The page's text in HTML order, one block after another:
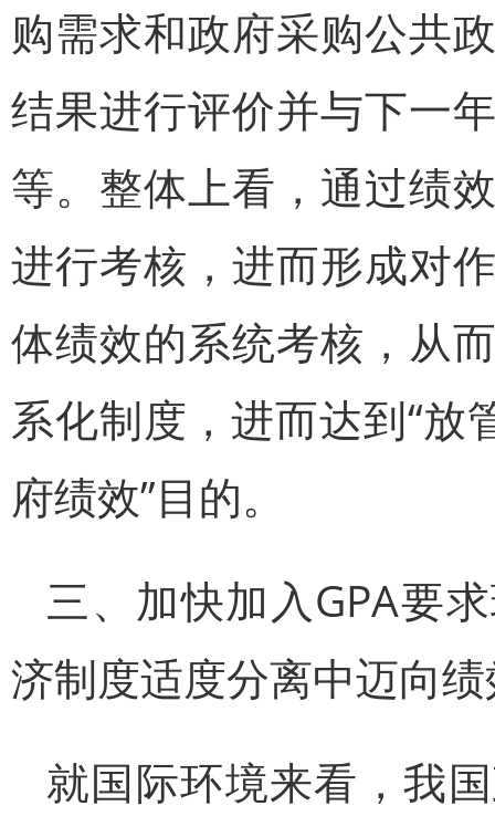
购需求和政府采购公共
结果进行评价并与下一
等。整体上看，通过绩
进行考核，进而形成对
体绩效的系统考核，从
系化制度，进而达到“放
府绩效”目的。
三、加快加入GPA要
济制度适度分离中迈向
就国际环境来看，我